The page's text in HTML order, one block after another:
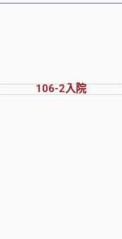
106-2入院